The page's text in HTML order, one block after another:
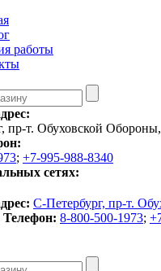
работы
пр-т. Обуховской
; +7-995-988-8340
сетях:
С-Петербург, пр-т.
Телефон: 8-800-500-1973;